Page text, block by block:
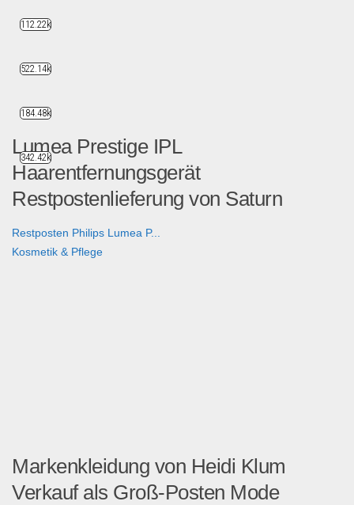
Lumea Prestige IPL
Haarentfernungsgerät
Restpostenlieferung von Saturn
Restposten Philips Lumea P...
Kosmetik & Pflege
Markenkleidung von Heidi Klum
Verkauf als Groß-Posten Mode
112.22k
522.14k
184.48k
342.42k